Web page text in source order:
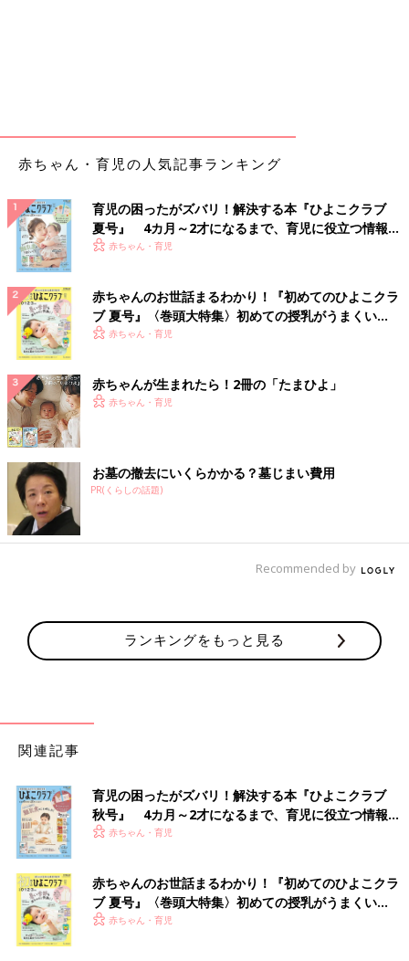
さらに、インスリンの働きに影響する可能性があるため、糖尿病
治療薬との併用も注意が必要です。
セイヨウオトギリソウ
セイヨウオトギリソウ（セントジョーンズワート含有食品）は、
ストレスケアやリラックス効果があるハーブです。しかし、飲み
が必要です。
まず、抗てんかん薬・気管支拡張薬・強心薬・抗不整脈薬・血液
凝固剤などの薬の効果を弱めることがあります。（※2）
さらに、うつ傾向のある人などに処方される選択的セロトニン再
取り込み阻害薬（SSRI）と一緒に飲むと、「セロトニン症候群
（落ち着かない感じ、下痢、ふるえ、発熱、発汗、意識障害など
の症状）」という重大な副作用が起こることも知られています。
（※1）
サプリメント同士で注意すべき飲み合わせ
サプリメントを飲むときに気をつけなければならないのは、薬と
の飲み合わせだけではありません。
サプリメント同士でも相性の悪い飲み合わせがあるので、健康の
ために複数のサプリメントを飲んでいる人は注意が必要です。
鉄分＋タンニン
赤ちゃん・育児の人気記事ランキング
育児の困ったがズバリ！解決する本『ひよこクラブ
夏号』 4カ月～2才になるまで、育児に役立つ情報が
いっぱい！
赤ちゃん・育児
赤ちゃんのお世話まるわかり！『初めてのひよこクラ
ブ 夏号』〈巻頭大特集〉初めての授乳がうまくい
く！ おっぱい・ミルクの基本と夏のトラブル 解決テ
赤ちゃん・育児
赤ちゃんが生まれたら！2冊の「たまひよ」
赤ちゃん・育児
お墓の撤去にいくらかかる？墓じまい費用
PR(くらしの話題)
Recommended by
ランキングをもっと見る
関連記事
育児の困ったがズバリ！解決する本『ひよこクラブ
秋号』 4カ月～2才になるまで、育児に役立つ情報が
いっぱい！
赤ちゃん・育児
赤ちゃんのお世話まるわかり！『初めてのひよこクラ
ブ 夏号』〈巻頭大特集〉初めての授乳がうまくい
く！ おっぱい・ミルクの基本と夏のトラブル 解決テ
赤ちゃん・育児